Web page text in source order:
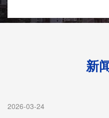
新
2026-03-24